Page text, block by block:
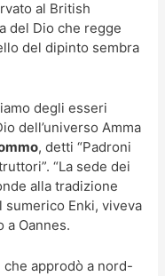
al British
del Dio che regge
del dipinto sembra
degli esseri
dell’universo Amma
, detti “Padroni
“La sede dei
alla tradizione
sumerico Enki, viveva
a Oannes.
che approdò a nord-